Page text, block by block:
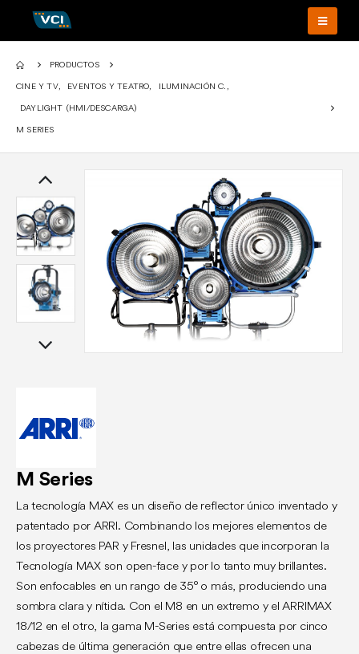
PRODUCTOS
CINE Y TV, EVENTOS Y TEATRO, ILUMINACIÓN C. ,
DAYLIGHT (HMI/DESCARGA)
M SERIES
M Series
La tecnología MAX es un diseño de reflector único inventado y
patentado por ARRI. Combinando los mejores elementos de
los proyectores PAR y Fresnel, las unidades que incorporan la
Tecnología MAX son open-face y por lo tanto muy brillantes.
Son enfocables en un rango de 35° o más, produciendo una
sombra clara y nítida. Con el M8 en un extremo y el ARRIMAX
18/12 en el otro, la gama M-Series está compuesta por cinco
cabezas de última generación que entre ellas ofrecen una